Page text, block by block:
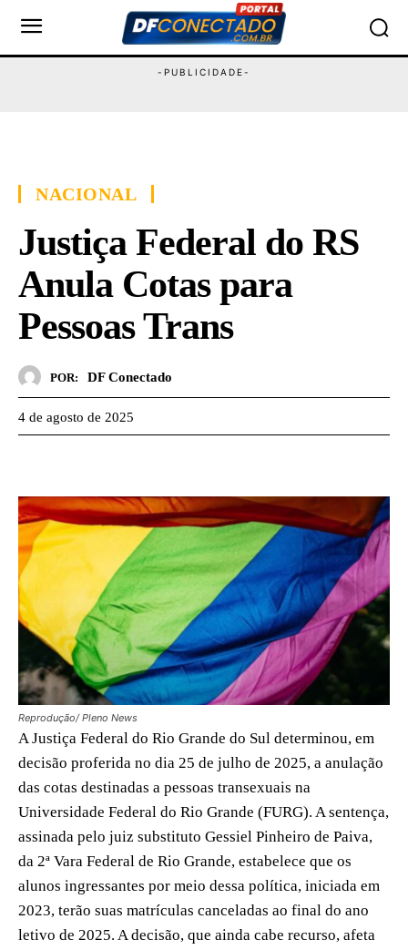
NACIONAL
Justiça Federal do RS
Anula Cotas para
Pessoas Trans
POR: DF Conectado
4 de agosto de 2025
Reprodução/ Pleno News
A Justiça Federal do Rio Grande do Sul determinou, em
decisão proferida no dia 25 de julho de 2025, a anulação
das cotas destinadas a pessoas transexuais na
Universidade Federal do Rio Grande (FURG). A sentença,
assinada pelo juiz substituto Gessiel Pinheiro de Paiva,
da 2ª Vara Federal de Rio Grande, estabelece que os
alunos ingressantes por meio dessa política, iniciada em
2023, terão suas matrículas canceladas ao final do ano
letivo de 2025. A decisão, que ainda cabe recurso, afeta